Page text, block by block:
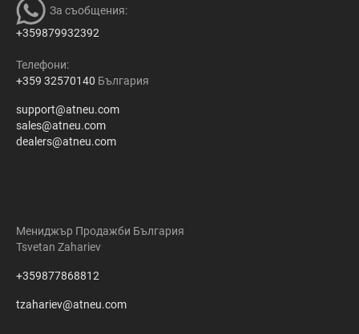
За съобщения:
+359879932392
Телефони:
+359 32570140 България
support@atneu.com
sales@atneu.com
dealers@atneu.com
Мениджър Продажби България
Tsvetan Zahariev
+359877868812
tzahariev@atneu.com